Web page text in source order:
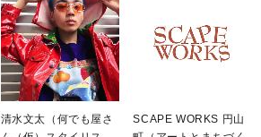
清水文太（何でも屋さ
SCAPE WORKS 円山